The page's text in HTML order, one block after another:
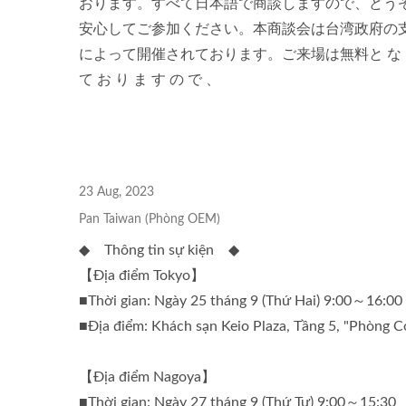
おります。すべて日本語で商談しますので、どう
安心してご参加ください。本商談会は台湾政府の
によって開催されております。ご来場は無料と な
て お り ま す の で 、
23 Aug, 2023
Pan Taiwan (Phòng OEM)
◆ Thông tin sự kiện ◆
【Địa điểm Tokyo】
■Thời gian: Ngày 25 tháng 9 (Thứ Hai) 9:00～16:00
■Địa điểm: Khách sạn Keio Plaza, Tầng 5, "Phòng
【Địa điểm Nagoya】
■Thời gian: Ngày 27 tháng 9 (Thứ Tư) 9:00～15:30